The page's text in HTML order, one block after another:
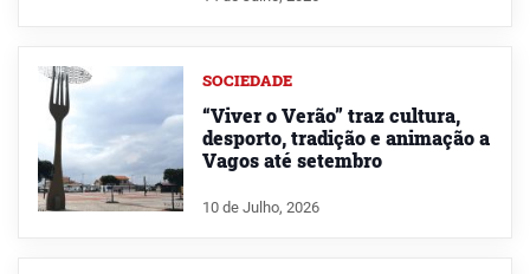
SOCIEDADE
“Viver o Verão” traz cultura,
desporto, tradição e animação a
Vagos até setembro
10 de Julho, 2026